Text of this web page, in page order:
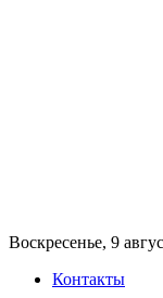
Воскресенье, 9
Контакты